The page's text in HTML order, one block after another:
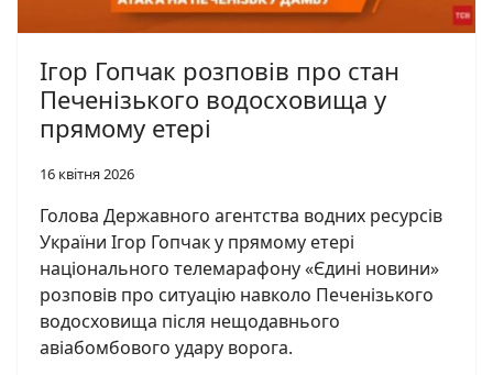
Ігор Гопчак розповів про стан
Печенізького водосховища у
прямому етері
16 квітня 2026
Голова Державного агентства водних ресурсів
України Ігор Гопчак у прямому етері
національного телемарафону «Єдині новини»
розповів про ситуацію навколо Печенізького
водосховища після нещодавнього
авіабомбового удару ворога.